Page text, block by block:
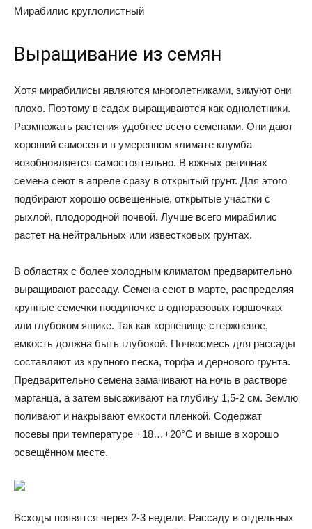
Мирабилис круглолистный
Выращивание из семян
Хотя мирабилисы являются многолетниками, зимуют они
плохо. Поэтому в садах выращиваются как однолетники.
Размножать растения удобнее всего семенами. Они дают
хороший самосев и в умеренном климате клумба
возобновляется самостоятельно. В южных регионах
семена сеют в апреле сразу в открытый грунт. Для этого
подбирают хорошо освещенные, открытые участки с
рыхлой, плодородной почвой. Лучше всего мирабилис
растет на нейтральных или известковых грунтах.
В областях с более холодным климатом предварительно
выращивают рассаду. Семена сеют в марте, распределяя
крупные семечки поодиночке в одноразовых горшочках
или глубоком ящике. Так как корневище стержневое,
емкость должна быть глубокой. Почвосмесь для рассады
составляют из крупного песка, торфа и дернового грунта.
Предварительно семена замачивают на ночь в растворе
марганца, а затем высаживают на глубину 1,5-2 см. Землю
поливают и накрывают емкости пленкой. Содержат
посевы при температуре +18…+20°C и выше в хорошо
освещённом месте.
Всходы появятся через 2-3 недели. Рассаду в отдельных